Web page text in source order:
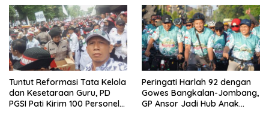
Tuntut Reformasi Tata Kelola
dan Kesetaraan Guru, PD
PGSI Pati Kirim 100 Personel
Peringati Harlah 92 dengan
Gowes Bangkalan-Jombang,
GP Ansor Jadi Hub Anak